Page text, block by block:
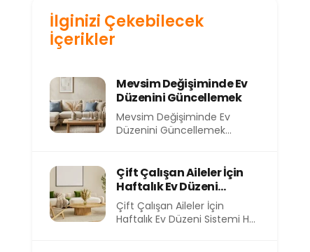
İlginizi Çekebilecek
İçerikler
Mevsim Değişiminde Ev
Düzenini Güncellemek
Mevsim Değişiminde Ev
Düzenini Güncellemek
evimizin içindeki atmosfer
de...
Çift Çalışan Aileler İçin
Haftalık Ev Düzeni
Sistemi
Çift Çalışan Aileler İçin
Haftalık Ev Düzeni Sistemi Her